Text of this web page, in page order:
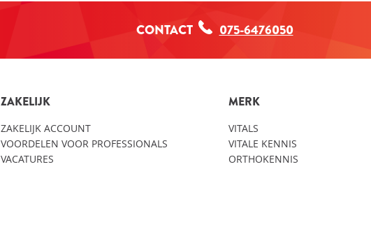
CONTACT 075-6476050
ZAKELIJK
ZAKELIJK ACCOUNT
VOORDELEN VOOR PROFESSIONALS
VACATURES
MERK
VITALS
VITALE KENNIS
ORTHOKENNIS